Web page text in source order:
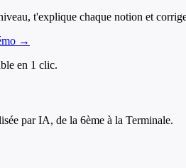
t'explique chaque notion et
→
en 1 clic.
par IA, de la 6ème à la Terminale.